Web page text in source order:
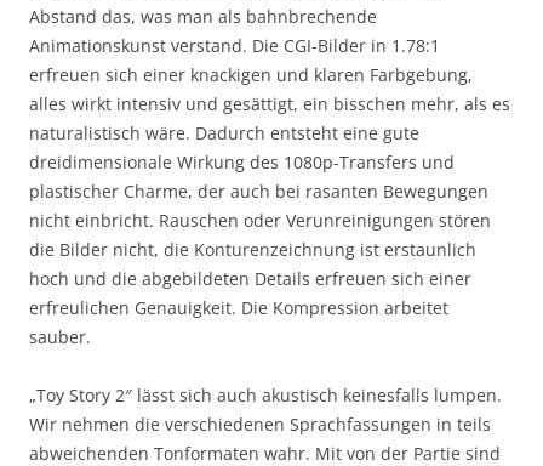
Abstand das, was man als bahnbrechende
Animationskunst verstand. Die CGI-Bilder in 1.78:1
erfreuen sich einer knackigen und klaren Farbgebung,
alles wirkt intensiv und gesättigt, ein bisschen mehr, als es
naturalistisch wäre. Dadurch entsteht eine gute
dreidimensionale Wirkung des 1080p-Transfers und
plastischer Charme, der auch bei rasanten Bewegungen
nicht einbricht. Rauschen oder Verunreinigungen stören
die Bilder nicht, die Konturenzeichnung ist erstaunlich
hoch und die abgebildeten Details erfreuen sich einer
erfreulichen Genauigkeit. Die Kompression arbeitet
sauber.
„Toy Story 2″ lässt sich auch akustisch keinesfalls lumpen.
Wir nehmen die verschiedenen Sprachfassungen in teils
abweichenden Tonformaten wahr. Mit von der Partie sind